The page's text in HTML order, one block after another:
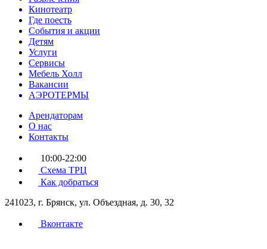
Кинотеатр
Где поесть
События и акции
Детям
Услуги
Сервисы
Мебель Холл
Вакансии
АЭРОТЕРМЫ
Арендаторам
О нас
Контакты
10:00-22:00
Схема ТРЦ
Как добраться
241023, г. Брянск, ул. Объездная, д. 30, 32
Вконтакте